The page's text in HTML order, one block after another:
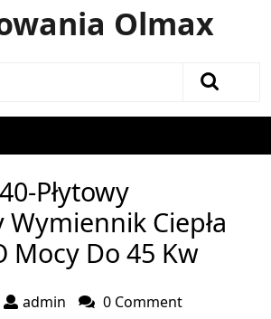
Olmax
Płytowy
Ciepła
Mocy Do 45 Kw
admin 0 Comment